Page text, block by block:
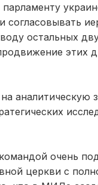
согласовывать
остальных
этих
аналитическую
очень
церкви с